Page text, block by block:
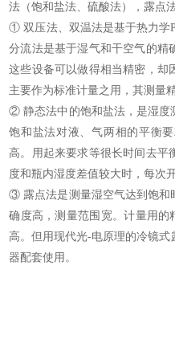
法（饱和盐法、硫酸法），露点
① 双压法、双温法是基于热力学
分流法是基于湿气和干空气的精
这些设备可以做得相当精密，却
主要作为标准计量之用，其测量
② 静态法中的饱和盐法，是湿度
饱和盐法对液、气两相的平衡
高。用起来要求等很长时间去平
度和瓶内湿度差值较大时，每次
③ 露点法是测量湿空气达到饱和
确度高，测量范围宽。计量用
高。但用现代光-电原理的冷镜
器配套使用。